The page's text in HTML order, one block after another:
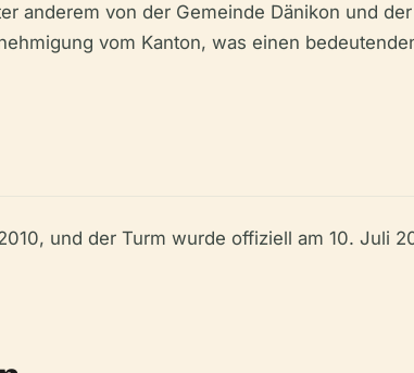
anderem von der Gemeinde Dänikon und
vom Kanton, was einen
und der Turm wurde offiziell am 10. Juli